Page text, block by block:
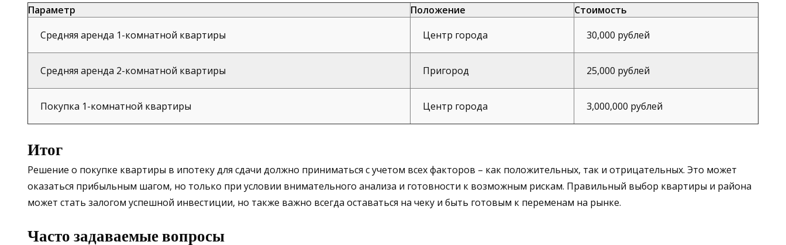
Параметр Положение
Стоимость
Средняя аренда 1-комнатной квартиры
Центр города 30,000 рублей
Средняя аренда 2-комнатной квартиры Пригород 25,000 рублей
Покупка 1-комнатной квартиры Центр города 3,000,000 рублей
Итог
Решение о покупке квартиры в ипотеку для сдачи должно приниматься с учетом всех факторов – как положительных, так и отрицательных. Это может
оказаться прибыльным шагом, но только при условии внимательного анализа и готовности к возможным рискам. Правильный выбор квартиры и района
может стать залогом успешной инвестиции, но также важно всегда оставаться на чеку и быть готовым к переменам на рынке.
Часто задаваемые вопросы